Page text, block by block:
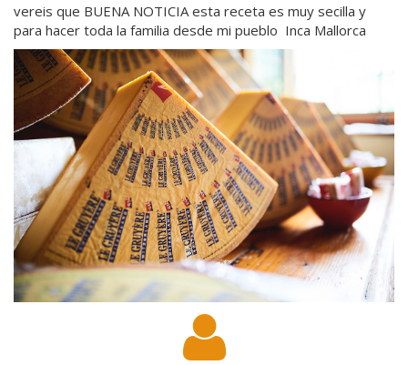
vereis que BUENA NOTICIA esta receta es muy secilla y
para hacer toda la familia desde mi pueblo Inca Mallorca